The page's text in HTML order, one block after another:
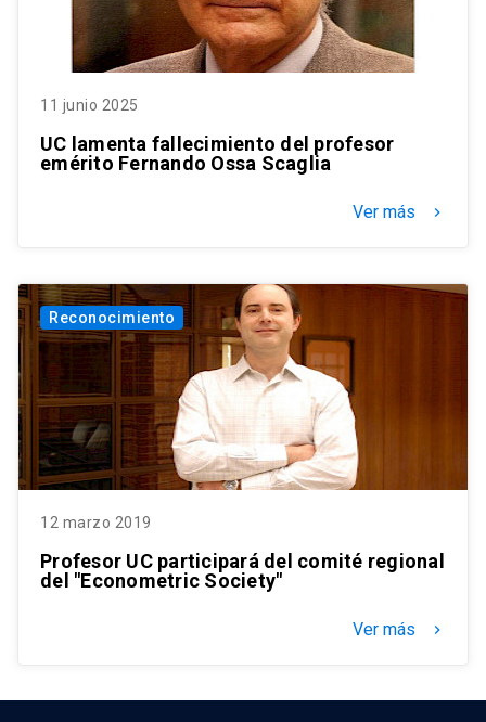
11 junio 2025
UC lamenta fallecimiento del profesor
emérito Fernando Ossa Scaglia
Ver más keyboard_arrow_right
Reconocimiento
12 marzo 2019
Profesor UC participará del comité regional
del "Econometric Society"
Ver más keyboard_arrow_right